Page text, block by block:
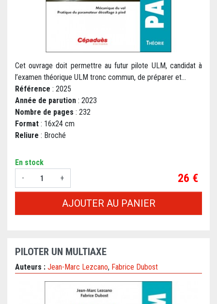
Cet ouvrage doit permettre au futur pilote ULM, candidat à
l’examen théorique ULM tronc commun, de préparer et...
Référence : 2025
Année de parution : 2023
Nombre de pages : 232
Format : 16x24 cm
Reliure : Broché
En stock
-
+ Prix
26 €
AJOUTER AU PANIER
PILOTER UN MULTIAXE
Auteurs : Jean-Marc Lezcano, Fabrice Dubost